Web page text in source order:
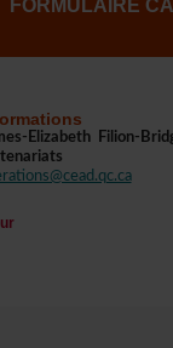
ElizabethFilion-